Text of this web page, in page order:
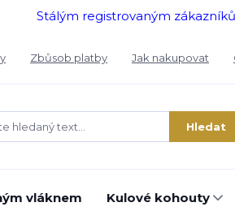
Stálým registrovaným
Zbůsob platby Jak nakupovat
Hledat
vláknem Kulové kohouty